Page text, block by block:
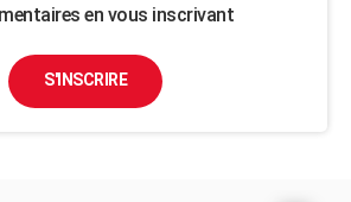
en vous inscrivant
S'INSCRIRE